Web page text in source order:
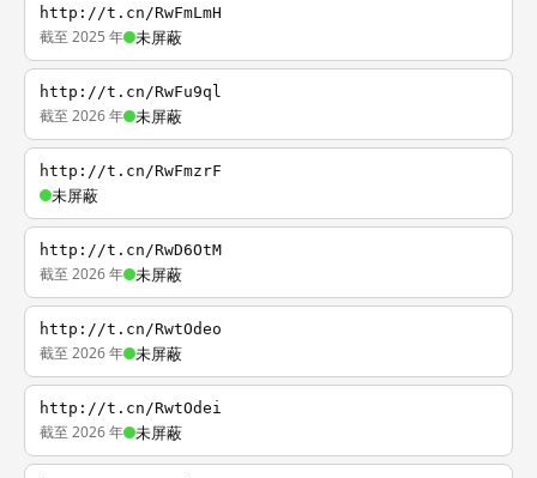
http://t.cn/RwFmLmH
截至 2025 年 未屏蔽
http://t.cn/RwFu9ql
截至 2026 年 未屏蔽
http://t.cn/RwFmzrF
未屏蔽
http://t.cn/RwD6OtM
截至 2026 年 未屏蔽
http://t.cn/RwtOdeo
截至 2026 年 未屏蔽
http://t.cn/RwtOdei
截至 2026 年 未屏蔽